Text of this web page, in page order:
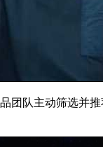
队主动筛选并